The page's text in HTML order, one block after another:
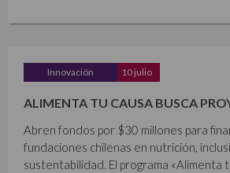
Innovación 10 julio
ALIMENTA TU CAUSA BUSCA
Abren fondos por $30 millones para
fundaciones chilenas en nutrición,
sustentabilidad. El programa «Alimenta